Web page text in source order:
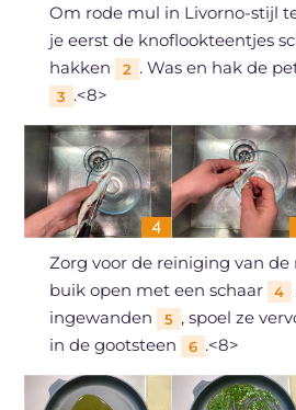
Om rode mul in Livorno-stijl
je eerst de knoflookteentjes
hakken
2 . Was en hak de
3 .<8>
Zorg voor de reiniging van de
buik open met een schaar
4
ingewanden
5 , spoel ze
in de gootsteen
6 .<8>